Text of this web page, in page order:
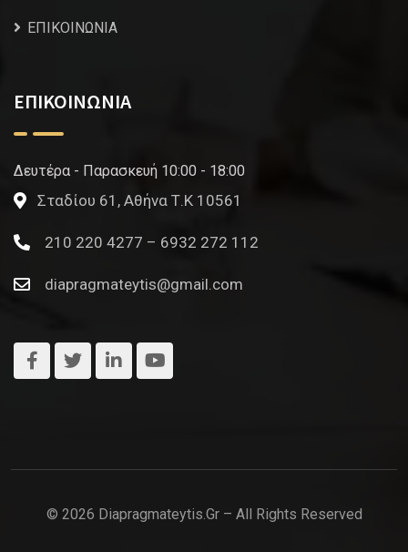
ΕΠΙΚΟΙΝΩΝΙΑ
ΕΠΙΚΟΙΝΩΝΙΑ
Δευτέρα - Παρασκευή 10:00 - 18:00
Σταδίου 61, Αθήνα Τ.Κ 10561
210 220 4277 – 6932 272 112
diapragmateytis@gmail.com
© 2026 Diapragmateytis.gr – All Rights Reserved